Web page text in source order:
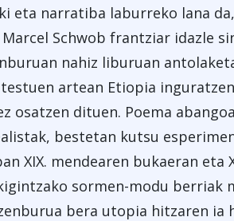
eta narratiba laburreko lana
Schwob frantziar idazle
nahiz liburuan
artean Etiopia
osatzen dituen. Poema
bestetan kutsu
XIX. mendearen bukaeran eta
sormen-modu berriak
bera utopia hitzaren ia